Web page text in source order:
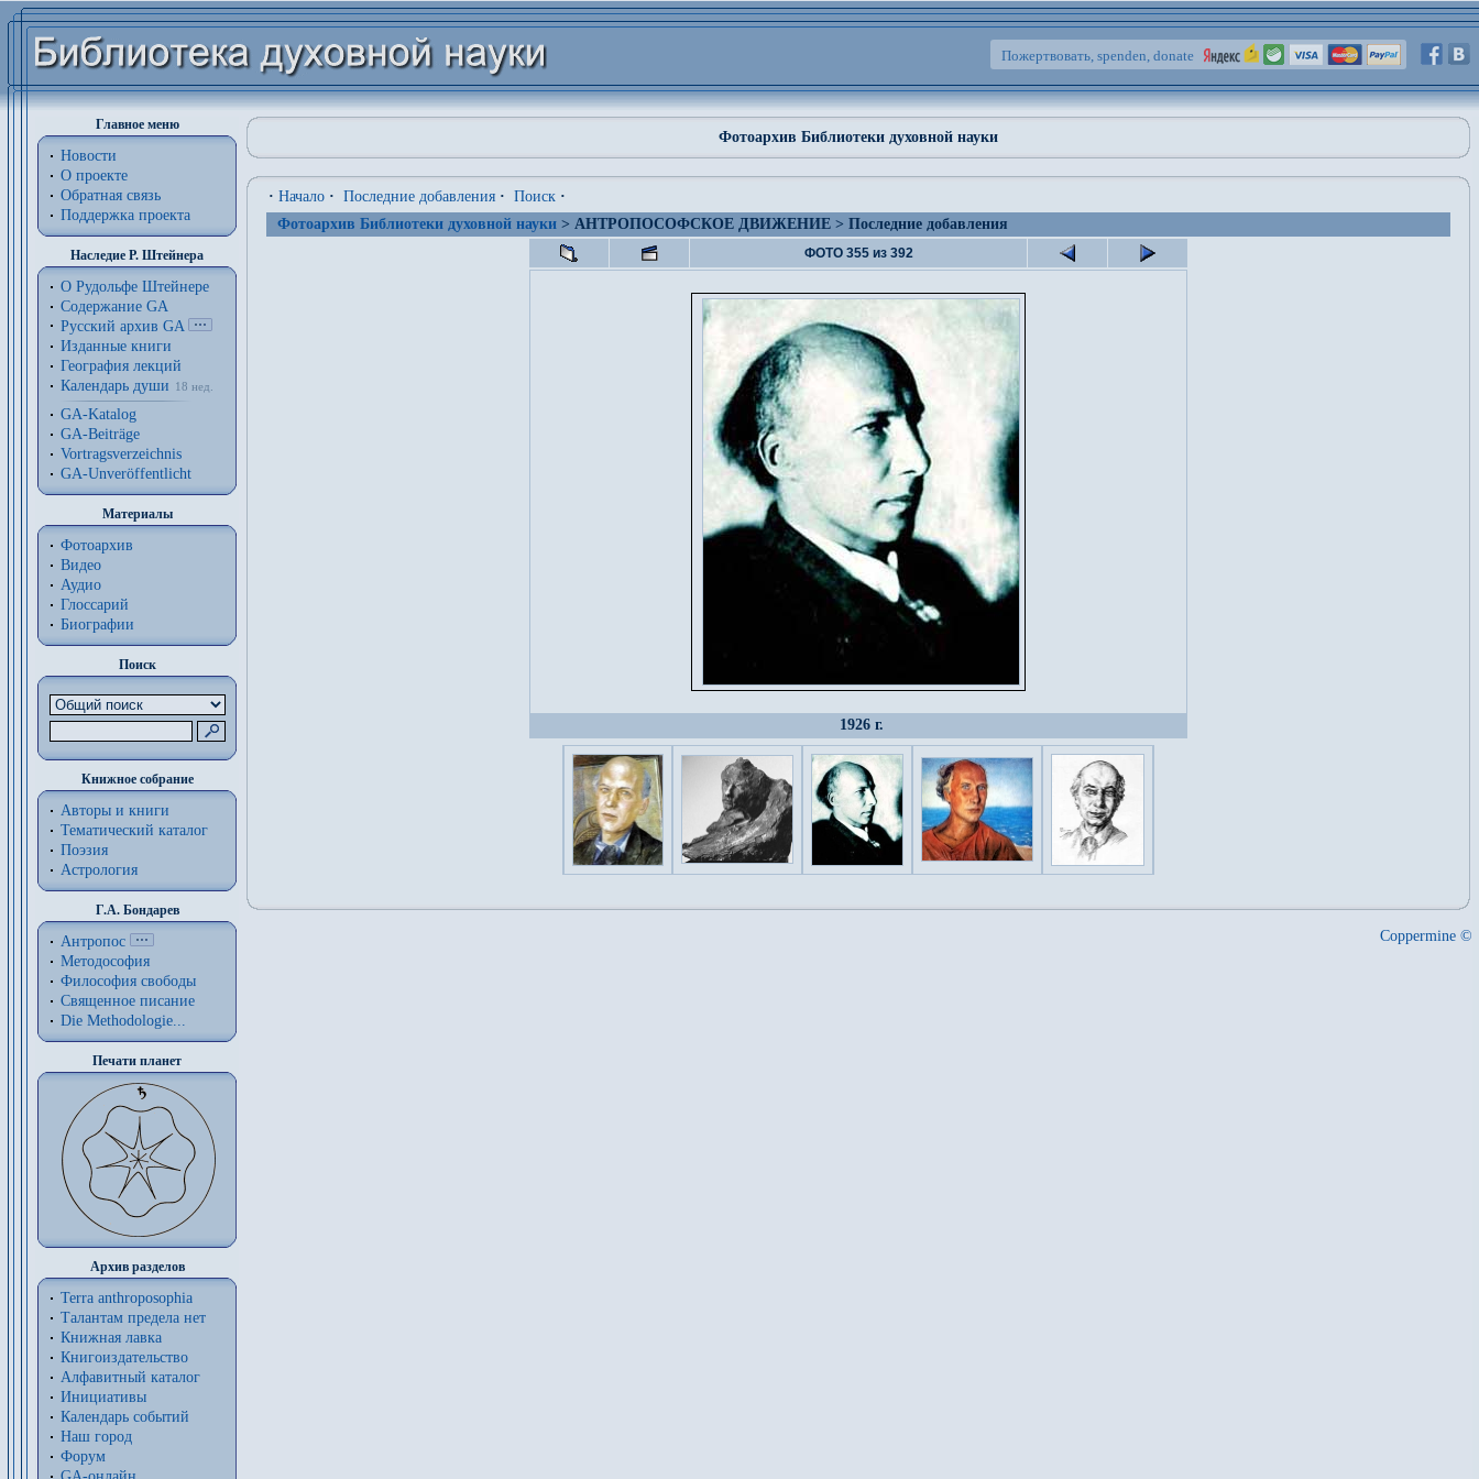
Пожертвовать, spenden, donate
Главное меню
Новости
О проекте
Обратная связь
Поддержка проекта
Наследие Р. Штейнера
О Рудольфе Штейнере
Содержание GA
Русский архив GA
Изданные книги
География лекций
Календарь души
18 нед.
GA-Katalog
GA-Beiträge
Vortragsverzeichnis
GA-Unveröffentlicht
Материалы
Фотоархив
Видео
Аудио
Глоссарий
Биографии
Поиск
Книжное собрание
Авторы и книги
Тематический каталог
Поэзия
Астрология
Г.А. Бондарев
Антропос
Методософия
Философия cвободы
Священное писание
Die Methodologie...
Печати планет
Архив разделов
Terra anthroposophia
Талантам предела нет
Книжная лавка
Книгоиздательство
Алфавитный каталог
Инициативы
Календарь событий
Наш город
Форум
Фотоархив Библиотеки духовной науки
· Начало · Последние добавления · Поиск ·
Фотоархив Библиотеки духовной науки > АНТРОПОСОФСКОЕ ДВИЖЕНИЕ > Последние добавления
ФОТО 355 из 392
1926 г.
Coppermine ©